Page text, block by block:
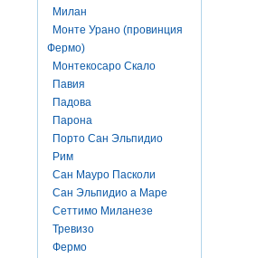
Милан
Монте Урано (провинция
Фермо)
Монтекосаро Скало
Павия
Падова
Парона
Порто Сан Эльпидио
Рим
Сан Мауро Пасколи
Сан Эльпидио а Маре
Сеттимо Миланезе
Тревизо
Фермо